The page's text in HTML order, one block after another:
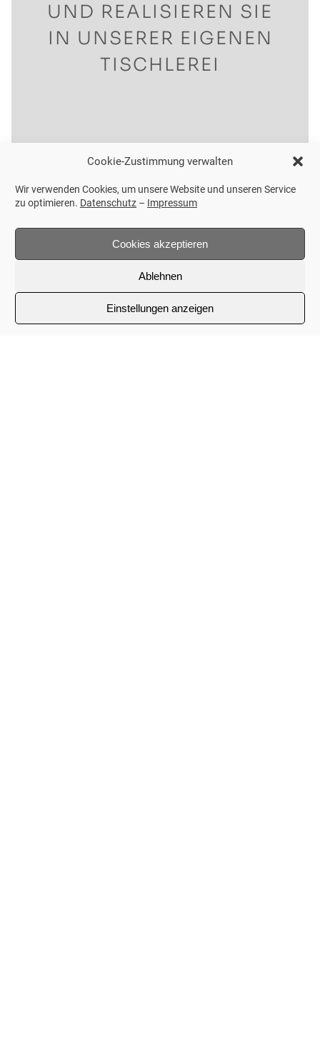
Cookie-Zustimmung verwalten
Wir verwenden Cookies, um unsere Website und unseren Service
zu optimieren. Datenschutz – Impressum
Cookies akzeptieren
Ablehnen
Einstellungen anzeigen
UND REALISIEREN SIE
IN UNSERER EIGENEN
TISCHLEREI